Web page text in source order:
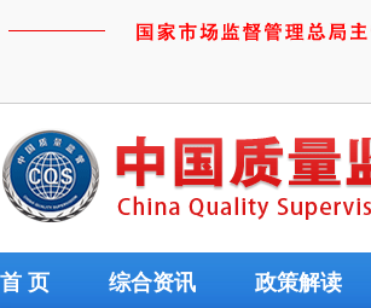
首 页 综合资讯 政策解读